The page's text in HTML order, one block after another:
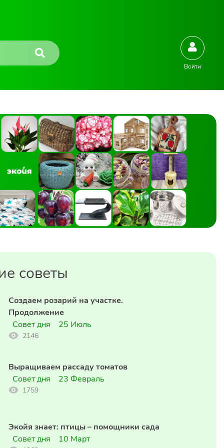
Войти
советы
Создаем розарий на участке.
Продолжение
Совет дня
25 Июль
2146
Выращиваем рассаду томатов
Совет дня
23 Февраль
1759
Экойя знает: птицы – помощники сада
Совет дня
10 Март